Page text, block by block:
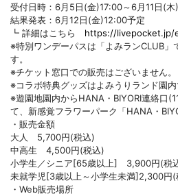
受付日時：6月5日(金)17:00～6月11日(
結果発表：6月12日(金)12:00予定
┗ 詳細はこちら https://livepocket.jp/
※特別ワンデーパスは「よみランCLUB」
す。
※チケット窓口での販売はございません。
※コラボ特典グッズはよみうりランド園内
※遊園地園内からHANA・BIYORI連絡口
て、新感覚フラワーパーク「HANA・
・販売金額
大人 5,700円(税込)
中高生 4,500円(税込)
小学生／シニア[65歳以上] 3,900円(税
未就学児[3歳以上～小学生未満]2,300円(
・Web販売場所